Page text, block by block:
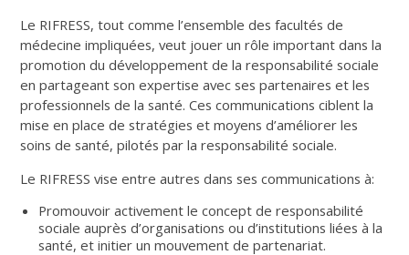
Le RIFRESS, tout comme l’ensemble des facultés de
médecine impliquées, veut jouer un rôle important dans la
promotion du développement de la responsabilité sociale
en partageant son expertise avec ses partenaires et les
professionnels de la santé. Ces communications ciblent la
mise en place de stratégies et moyens d’améliorer les
soins de santé, pilotés par la responsabilité sociale.
Le RIFRESS vise entre autres dans ses communications à:
Promouvoir activement le concept de responsabilité
sociale auprès d’organisations ou d’institutions liées à la
santé, et initier un mouvement de partenariat.